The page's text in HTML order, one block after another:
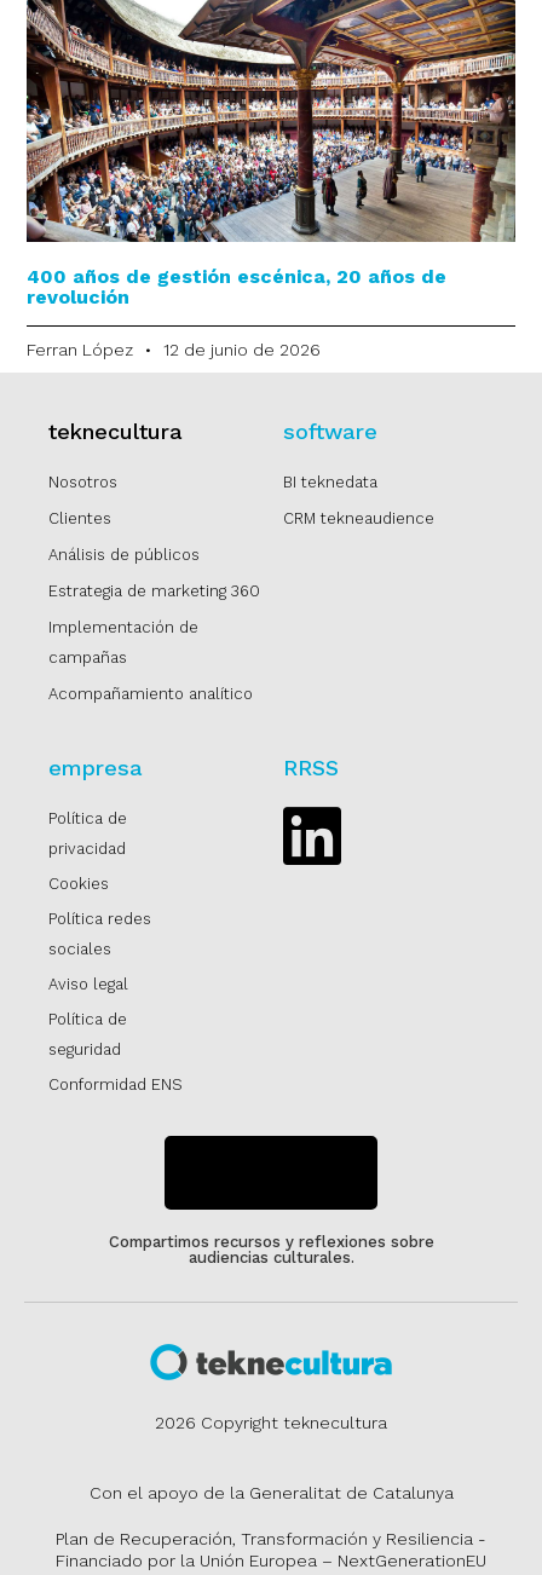
400 años de gestión escénica, 20 años de
revolución
Ferran López 12 de junio de 2026
teknecultura
Nosotros
Clientes
Análisis de públicos
Estrategia de marketing 360
Implementación de
campañas
Acompañamiento analítico
software
BI teknedata
CRM tekneaudience
empresa
Política de
privacidad
Cookies
Política redes
sociales
Aviso legal
Política de
seguridad
Conformidad ENS
RRSS
Compartimos recursos y reflexiones sobre
audiencias culturales.
2026 Copyright teknecultura
Con el apoyo de la Generalitat de Catalunya
Plan de Recuperación, Transformación y Resiliencia -
Financiado por la Unión Europea – NextGenerationEU